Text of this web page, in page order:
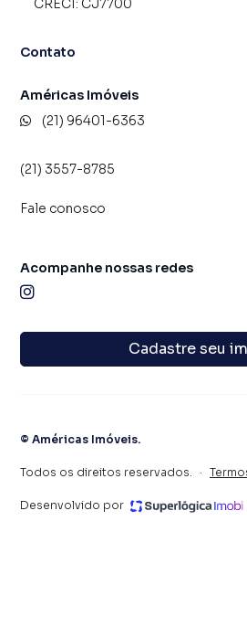
CRECI: CJ7700
Contato
Américas Imóveis
(21) 96401-6363
(21) 3557-8785
Fale conosco
Cadastre seu
Acompanhe nossas redes
© Américas Imóveis.
Todos os direitos reservados. ·
Desenvolvido por